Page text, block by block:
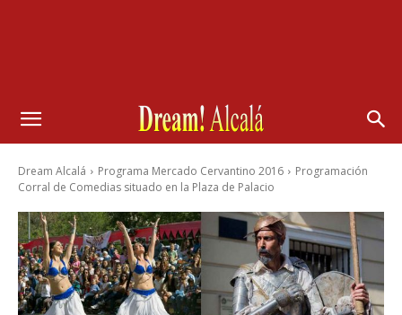
Dream Alcalá Programa Mercado Cervantino 2016
Programación
Corral de Comedias situado en la Plaza de Palacio